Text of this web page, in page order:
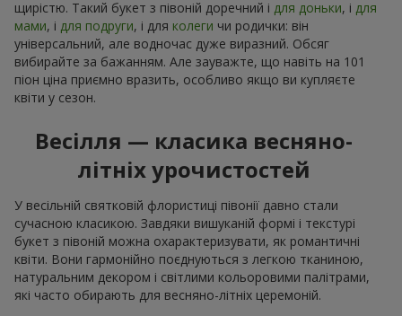
щирістю. Такий букет з півоній доречний і для доньки, і для
мами, і для подруги, і для колеги чи родички: він
універсальний, але водночас дуже виразний. Обсяг
вибирайте за бажанням. Але зауважте, що навіть на 101
піон ціна приємно вразить, особливо якщо ви купляєте
квіти у сезон.
Весілля — класика весняно-
літніх урочистостей
У весільній святковій флористиці півонії давно стали
сучасною класикою. Завдяки вишуканій формі і текстурі
букет з півоній можна охарактеризувати, як романтичні
квіти. Вони гармонійно поєднуються з легкою тканиною,
натуральним декором і світлими кольоровими палітрами,
які часто обирають для весняно-літніх церемоній.